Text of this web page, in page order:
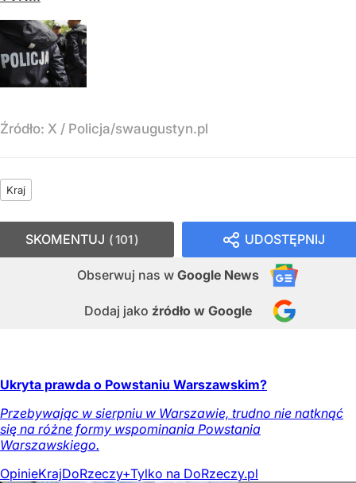
Źródło: X / Policja/swaugustyn.pl
Kraj
UDOSTĘPNIJ
Obserwuj nas w Google News
Dodaj jako źródło w Google
SKOMENTUJ 101
Ukryta prawda o Powstaniu Warszawskim?
Przebywając w sierpniu w Warszawie, trudno nie natknąć
się na różne formy wspominania Powstania
Warszawskiego.
OpinieKrajDoRzeczy+Tylko na DoRzeczy.pl